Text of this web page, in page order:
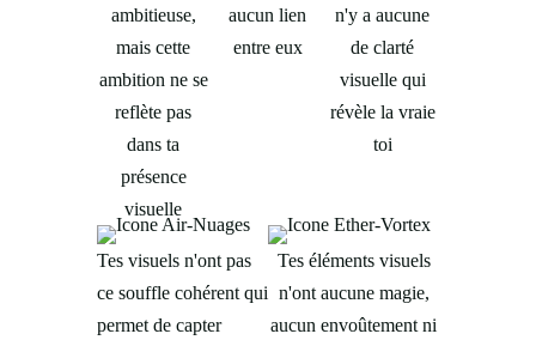
ambitieuse,
mais cette
ambition ne se
reflète pas
dans ta
présence
visuelle
aucun lien
entre eux
n'y a aucune
de clarté
visuelle qui
révèle la vraie
toi
Tes visuels n'ont pas
ce souffle cohérent qui
permet de capter
Tes éléments visuels
n'ont aucune magie,
aucun envoûtement ni